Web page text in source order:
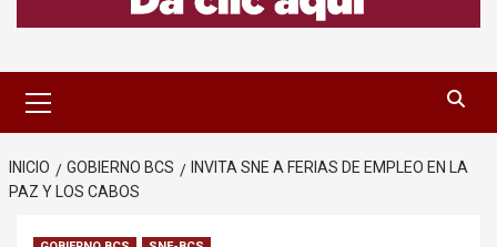
primario
INICIO GOBIERNO BCS
INVITA SNE A FERIAS DE EMPLEO EN LA
PAZ Y LOS CABOS